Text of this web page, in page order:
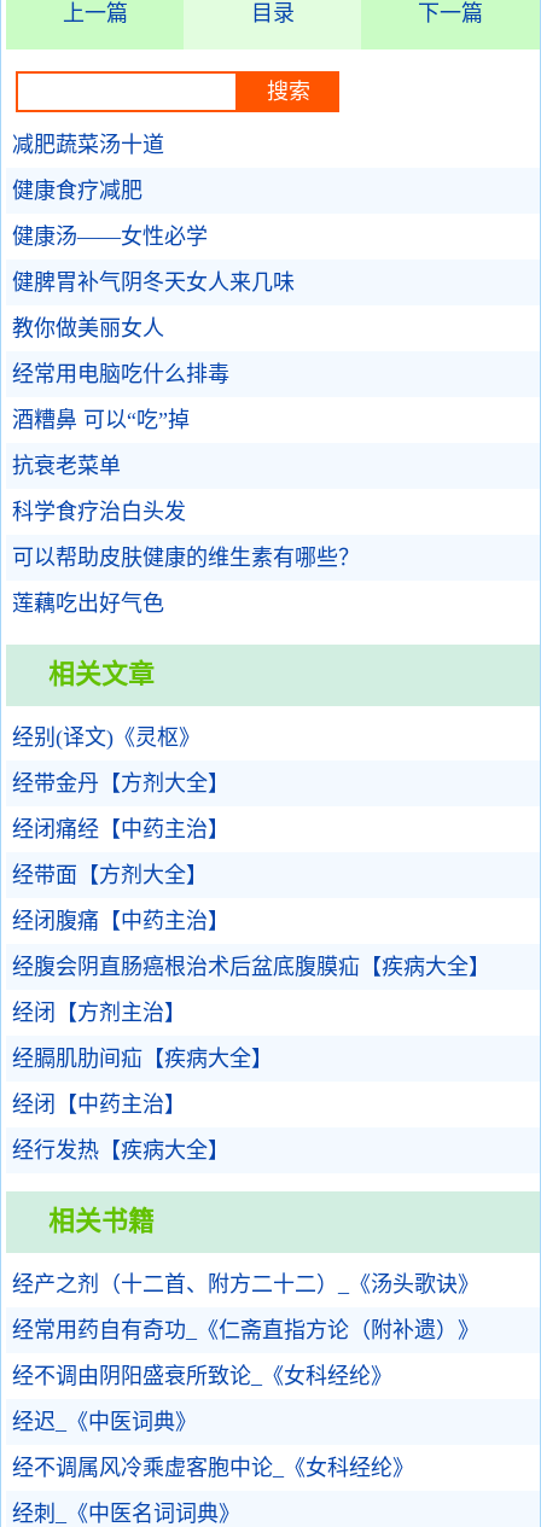
上一篇 目录 下一篇
减肥蔬菜汤十道
健康食疗减肥
健康汤——女性必学
健脾胃补气阴冬天女人来几味
教你做美丽女人
经常用电脑吃什么排毒
酒糟鼻 可以“吃”掉
抗衰老菜单
科学食疗治白头发
可以帮助皮肤健康的维生素有哪些？
莲藕吃出好气色
相关文章
经别(译文)《灵枢》
经带金丹【方剂大全】
经闭痛经【中药主治】
经带面【方剂大全】
经闭腹痛【中药主治】
经腹会阴直肠癌根治术后盆底腹膜疝【疾病大全】
经闭【方剂主治】
经膈肌肋间疝【疾病大全】
经闭【中药主治】
经行发热【疾病大全】
相关书籍
经产之剂（十二首、附方二十二）_《汤头歌诀》
经常用药自有奇功_《仁斋直指方论（附补遗）》
经不调由阴阳盛衰所致论_《女科经纶》
经迟_《中医词典》
经不调属风冷乘虚客胞中论_《女科经纶》
经刺_《中医名词词典》